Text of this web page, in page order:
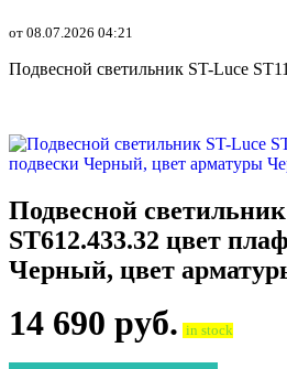
от 08.07.2026 04:21
Подвесной светильник ST-Luce
Подвесной
ST612.433.32 цвет
Черный, цвет
14 690 руб. in stock